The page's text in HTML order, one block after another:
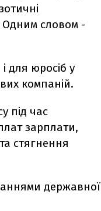
Одним словом -
для юросіб у
компаній.
під час
зарплати,
стягнення
державної